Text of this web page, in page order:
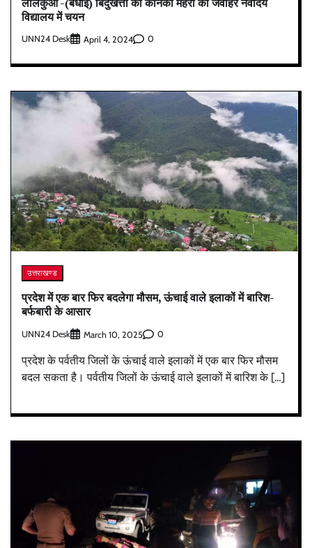
विद्यालय में चयन
UNN24 Desk April 4, 2024 0
उत्तराखण्ड
प्रदेश में एक बार फिर बदलेगा मौसम, ऊंचाई वाले इलाकों में बारिश-
बर्फबारी के आसार
UNN24 Desk March 10, 2025 0
प्रदेश के पर्वतीय जिलों के ऊंचाई वाले इलाकों में एक बार फिर मौसम
बदल सकता है। पर्वतीय जिलों के ऊंचाई वाले इलाकों में बारिश के […]